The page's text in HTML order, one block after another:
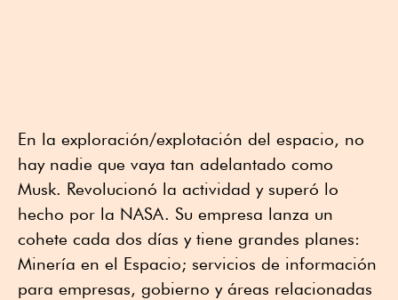
En la exploración/explotación del espacio, no
hay nadie que vaya tan adelantado como
Musk. Revolucionó la actividad y superó lo
hecho por la NASA. Su empresa lanza un
cohete cada dos días y tiene grandes planes:
Minería en el Espacio; servicios de información
para empresas, gobierno y áreas relacionadas